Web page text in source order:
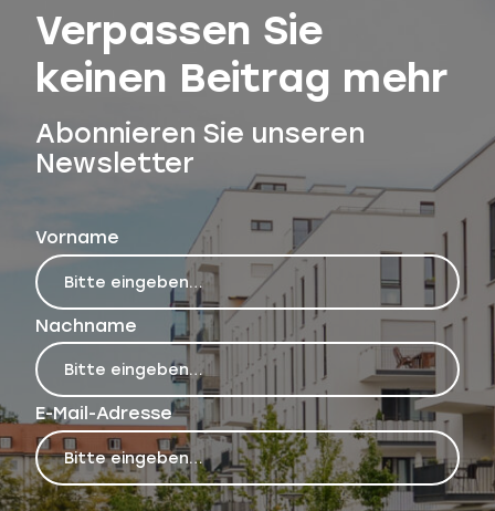
Verpassen Sie
keinen Beitrag mehr
Abonnieren Sie unseren
Newsletter
Vorname
Nachname
E-Mail-Adresse